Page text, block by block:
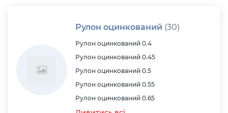
Рулон оцинкований (30)
Рулон оцинкований 0.4
Рулон оцинкований 0.45
Рулон оцинкований 0.5
Рулон оцинкований 0.55
Рулон оцинкований 0.65